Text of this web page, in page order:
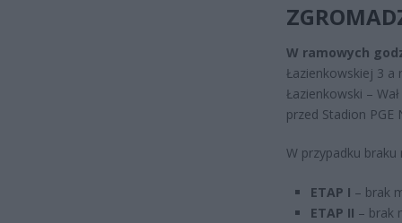
W ramowych
Łazienkowskiej 3 a
Łazienkowski –
przed Stadion PGE
W przypadku
ETAP I – brak
ETAP II – brak